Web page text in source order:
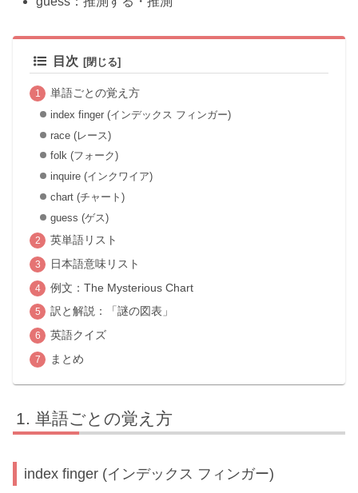
目次
単語ごとの覚え方
index finger (インデックス フィンガー)
race (レース)
folk (フォーク)
inquire (インクワイア)
chart (チャート)
guess (ゲス)
英単語リスト
日本語意味リスト
例文：The Mysterious Chart
訳と解説：「謎の図表」
英語クイズ
まとめ
単語ごとの覚え方
index finger (インデックス フィンガー)